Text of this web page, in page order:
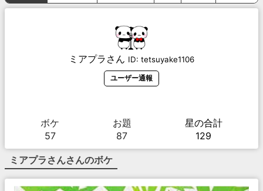
ミアプラさん ID: tetsuyake1106
ユーザー通報
ボケ
57
お題
87
星の合計
129
ミアプラさんさんのボケ